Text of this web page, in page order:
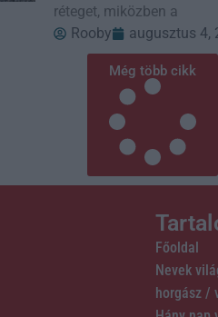
réteget, miközben a
Rooby
augusztus 4,
Még több cikk
Főoldal
Nevek
horgász /